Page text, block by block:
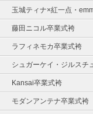
玉城ティナ×紅一点・
藤田ニコル卒業式袴
ラフィネモカ卒業式袴
シュガーケイ・ジルスチ
Kansai卒業式袴
モダンアンテナ卒業式袴